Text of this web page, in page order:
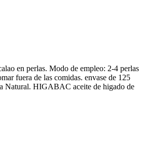
en perlas. Modo de empleo: 2-4 perlas
fuera de las comidas. envase de 125
Natural. HIGABAC aceite de higado de